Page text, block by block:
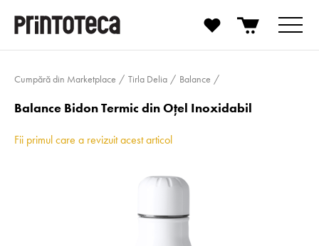
Cumpără din Marketplace Tirla Delia Balance
Balance Bidon Termic din Oțel Inoxidabil
Fii primul care a revizuit acest articol